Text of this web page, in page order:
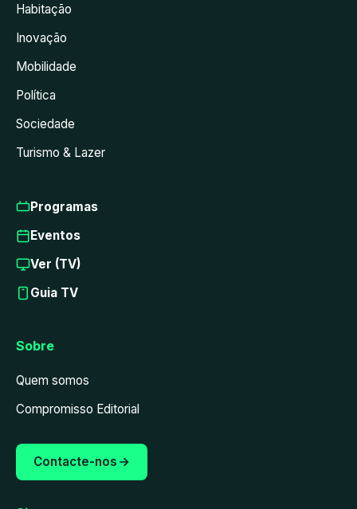
Habitação
Inovação
Mobilidade
Política
Sociedade
Turismo & Lazer
Programas
Eventos
Ver (TV)
Guia TV
Sobre
Quem somos
Compromisso Editorial
Contacte-nos